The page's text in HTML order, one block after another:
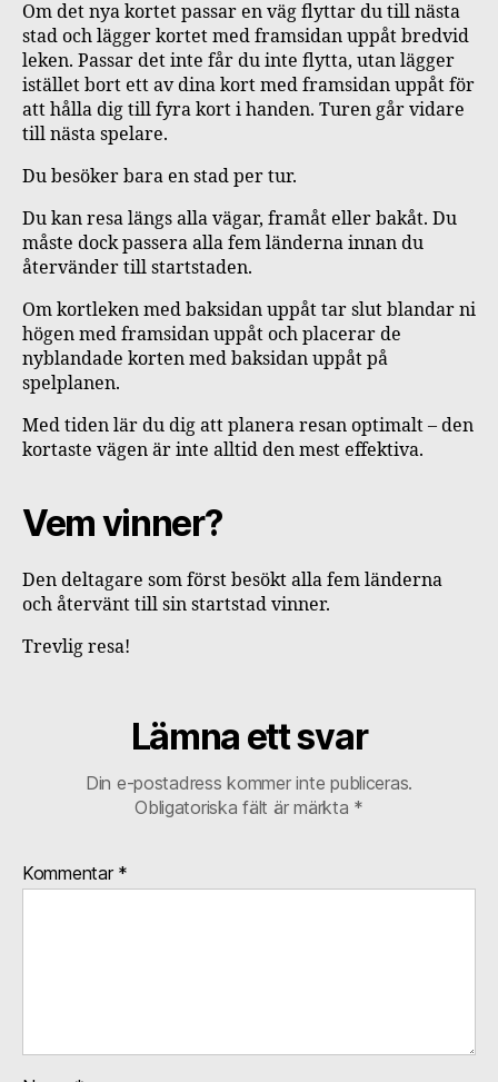
Om det nya kortet passar en väg flyttar du till nästa
stad och lägger kortet med framsidan uppåt bredvid
leken. Passar det inte får du inte flytta, utan lägger
istället bort ett av dina kort med framsidan uppåt för
att hålla dig till fyra kort i handen. Turen går vidare
till nästa spelare.
Du besöker bara en stad per tur.
Du kan resa längs alla vägar, framåt eller bakåt. Du
måste dock passera alla fem länderna innan du
återvänder till startstaden.
Om kortleken med baksidan uppåt tar slut blandar ni
högen med framsidan uppåt och placerar de
nyblandade korten med baksidan uppåt på
spelplanen.
Med tiden lär du dig att planera resan optimalt – den
kortaste vägen är inte alltid den mest effektiva.
Vem vinner?
Den deltagare som först besökt alla fem länderna
och återvänt till sin startstad vinner.
Trevlig resa!
Lämna ett svar
Din e-postadress kommer inte publiceras.
Obligatoriska fält är märkta *
Kommentar *